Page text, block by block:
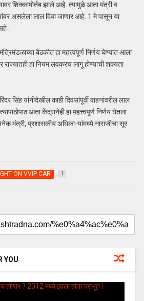
शिक्कामोर्तब झाले आहे. त्यामुळे आता मंत्री व
असलेला लाल दिवा जाणार आहे. 1 मे पासून या
.
बैठकीत हा महत्त्वपूर्ण निर्णय घेण्यात आला
हा नियम लवकरच लागू होण्याची शक्यता
सिंह यांनीदेखील काही दिवसांपूर्वी वाहनांवरील लाल
आता केंद्रानेही हा महत्त्वपूर्ण निर्णय घेतला
मंत्री, प्रशासकीय अधिका-यांमध्ये नाराजीचा सूर
ON VVIP CAR 1
YOU